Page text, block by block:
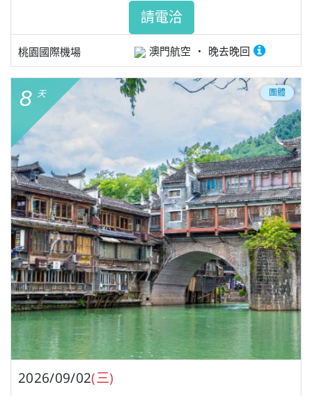
桃園國際機場 澳門航空 晚去晚回
請電洽
8 天 團體
2026/09/02(三)